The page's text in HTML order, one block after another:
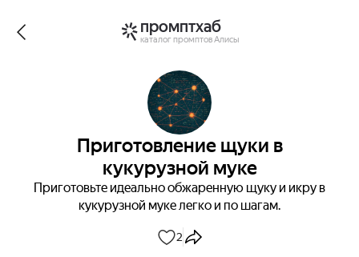
промптхаб
каталог промптов Алисы
Приготовление щуки в
кукурузной муке
Приготовьте идеально обжаренную щуку и икру в
кукурузной муке легко и по шагам.
2